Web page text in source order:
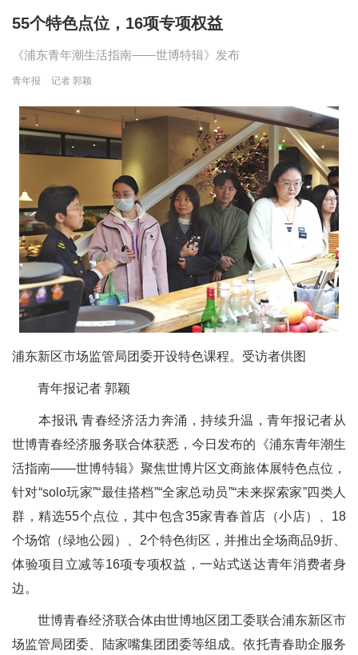
55个特色点位，16项专项权益
《浦东青年潮生活指南——世博特辑》发布
青年报 记者 郭颖
浦东新区市场监管局团委开设特色课程。受访者供图
青年报记者 郭颖
本报讯 青春经济活力奔涌，持续升温，青年报记者从
世博青春经济服务联合体获悉，今日发布的《浦东青年潮生
活指南——世博特辑》聚焦世博片区文商旅体展特色点位，
针对“solo玩家”“最佳搭档”“全家总动员”“未来探索家”四类人
群，精选55个点位，其中包含35家青春首店（小店）、18
个场馆（绿地公园）、2个特色街区，并推出全场商品9折、
体验项目立减等16项专项权益，一站式送达青年消费者身
边。
世博青春经济联合体由世博地区团工委联合浦东新区市
场监管局团委、陆家嘴集团团委等组成。依托青春助企服务